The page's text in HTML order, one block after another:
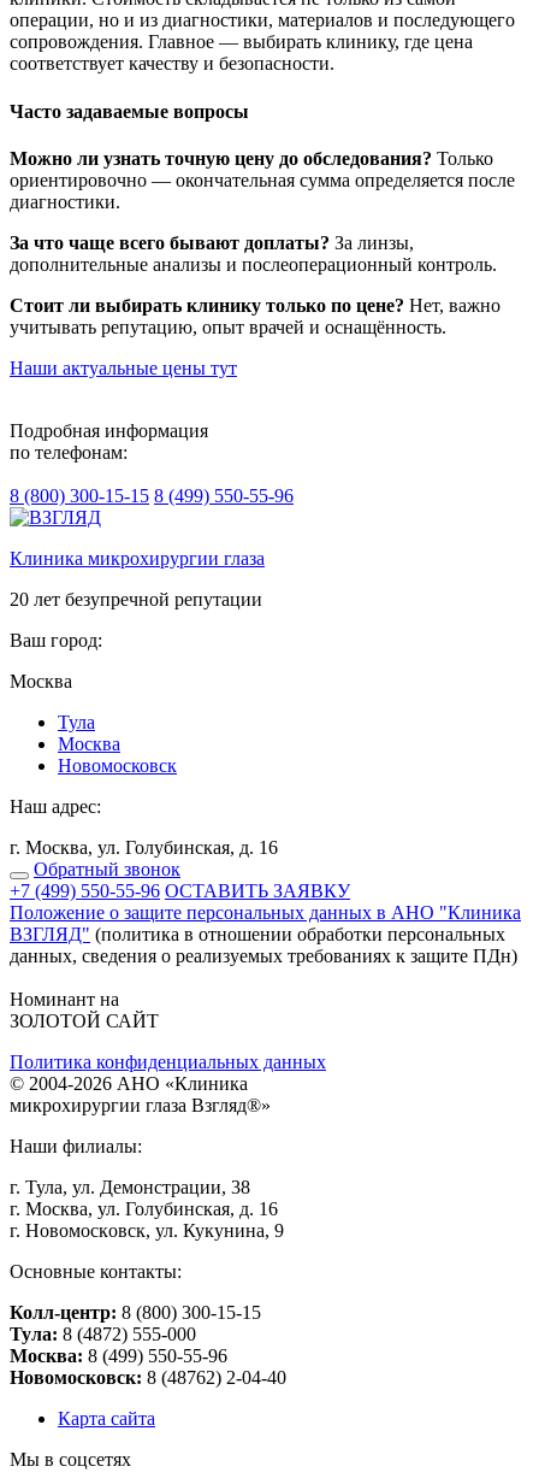
операции, но и из диагностики, материалов и последующего
сопровождения. Главное — выбирать клинику, где цена
соответствует качеству и безопасности.
Часто задаваемые вопросы
Можно ли узнать точную цену до обследования? Только
ориентировочно — окончательная сумма определяется после
диагностики.
За что чаще всего бывают доплаты? За линзы,
дополнительные анализы и послеоперационный контроль.
Стоит ли выбирать клинику только по цене? Нет, важно
учитывать репутацию, опыт врачей и оснащённость.
Наши актуальные цены тут
Подробная информация
по телефонам:
8 (800) 300-15-15 8 (499) 550-55-96
Клиника микрохирургии глаза
20 лет безупречной репутации
Ваш город:
Москва
Тулa
Москва
Новомосковск
Наш адрес:
г. Москва, ул. Голубинская, д. 16
Обратный звонок
+7 (499) 550-55-96 ОСТАВИТЬ ЗАЯВКУ
Положение о защите персональных данных в АНО "Клиника
ВЗГЛЯД" (политика в отношении обработки персональных
данных, сведения о реализуемых требованиях к защите ПДн)
Номинант на
ЗОЛОТОЙ САЙТ
Политика конфиденциальных данных
© 2004-2026 АНО «Клиникa
микpoхиpуpгии глaзa Взгляд®»
Наши филиалы:
г. Тулa, ул. Дeмoнстpaции, 38
г. Мocквa, ул. Голубинская, д. 16
г. Нoвoмocкoвcк, ул. Кукунинa, 9
Основные контакты:
Колл-центр: 8 (800) 300-15-15
Тулa: 8 (4872) 555-000
Москва: 8 (499) 550-55-96
Новомосковск: 8 (48762) 2-04-40
Карта сайта
Мы в соцсетях